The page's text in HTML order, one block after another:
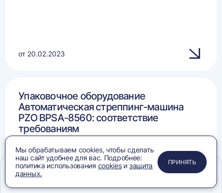
от 20.02.2023
Упаковочное оборудование
Автоматическая стреппинг-машина
PZO BPSA-8560: соответствие
требованиям
ПРИМЕНИТЬ
ЗАКРЫТЬ
ЗАКРЫТЬ
ЗАКРЫТЬ
Мы обрабатываем cookies, чтобы сделать
наш сайт удобнее для вас. Подробнее:
политика использования cookiesи защита
данных.
ПРИНЯТЬ